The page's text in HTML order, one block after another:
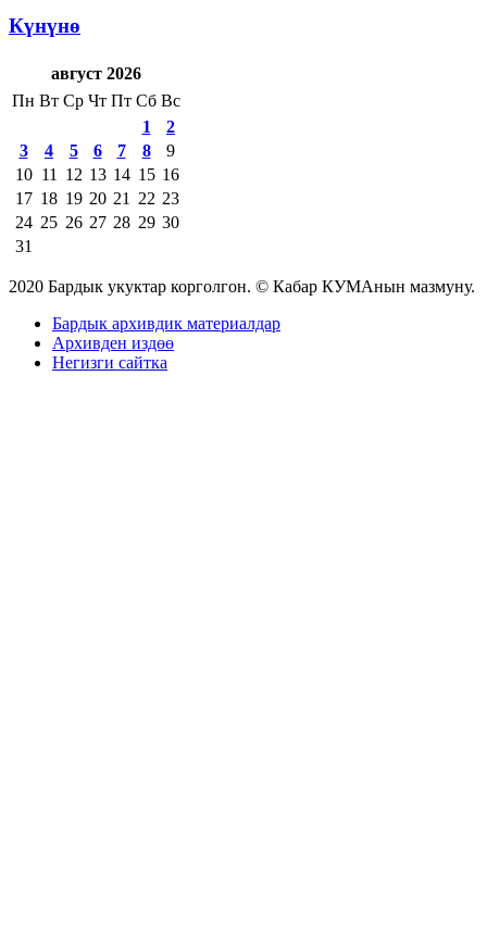
Күнүнө
август 2026
Пн Вт Ср Чт Пт Сб Вс
1
2
3
4 5 6 7 8
9
10 11 12 13 14 15 16
17 18 19 20 21 22 23
24 25 26 27 28 29 30
31
2020 Бардык укуктар корголгон. © Кабар КУМАнын мазмуну.
Бардык архивдик материалдар
Архивден издөө
Негизги сайтка